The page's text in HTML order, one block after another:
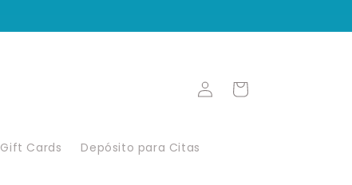
Gift Cards Depósito para Citas
Iniciar
sesión
Carrito